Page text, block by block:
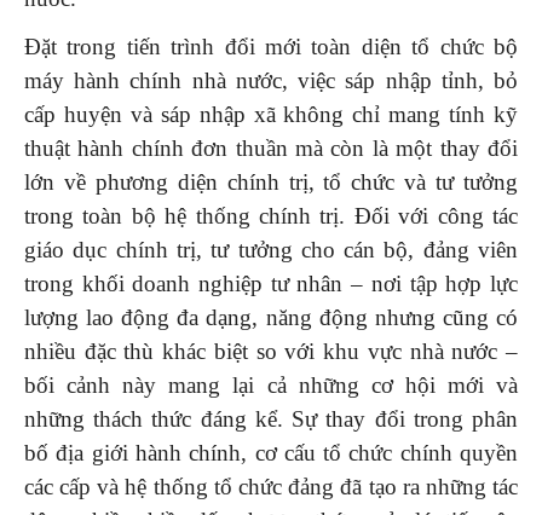
Đặt trong tiến trình đổi mới toàn diện tổ chức bộ
máy hành chính nhà nước, việc sáp nhập tỉnh, bỏ
cấp huyện và sáp nhập xã không chỉ mang tính kỹ
thuật hành chính đơn thuần mà còn là một thay đổi
lớn về phương diện chính trị, tổ chức và tư tưởng
trong toàn bộ hệ thống chính trị. Đối với công tác
giáo dục chính trị, tư tưởng cho cán bộ, đảng viên
trong khối doanh nghiệp tư nhân – nơi tập hợp lực
lượng lao động đa dạng, năng động nhưng cũng có
nhiều đặc thù khác biệt so với khu vực nhà nước –
bối cảnh này mang lại cả những cơ hội mới và
những thách thức đáng kể. Sự thay đổi trong phân
bố địa giới hành chính, cơ cấu tổ chức chính quyền
các cấp và hệ thống tổ chức đảng đã tạo ra những tác